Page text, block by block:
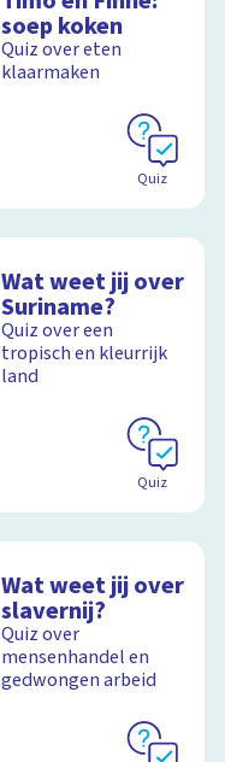
soep koken
Quiz over eten
klaarmaken
Quiz
Wat weet jij over
Suriname?
Quiz over een
tropisch en kleurrijk
land
Quiz
Wat weet jij over
slavernij?
Quiz over
mensenhandel en
gedwongen arbeid